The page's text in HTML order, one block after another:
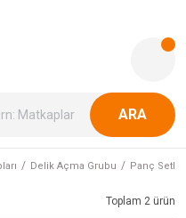
ARA
Delik Açma Grubu Panç
Toplam 2 ürün